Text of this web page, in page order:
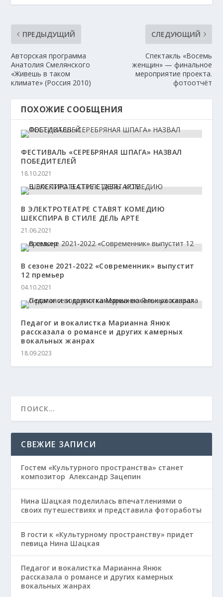
ПРЕДЫДУЩИЙ
Авторская программа
Анатолия Смелянского
«Живешь в таком
климате» (Россия 2010)
СЛЕДУЮЩИЙ
Спектакль «Восемь
женщин» — финальное
мероприятие проекта.
фотоотчёт
ПОХОЖИЕ СООБЩЕНИЯ
ФЕСТИВАЛЬ «СЕРЕБРЯНАЯ ШПАГА» НАЗВАЛ
ПОБЕДИТЕЛЕЙ
18.10.2021
В ЭЛЕКТРОТЕАТРЕ СТАВЯТ КОМЕДИЮ
ШЕКСПИРА В СТИЛЕ ДЕЛЬ АРТЕ
21.06.2021
В сезоне 2021-2022 «Современник» выпустит
12 премьер
04.10.2021
Педагог и вокалистка Марианна Янюк
рассказала о романсе и других камерных
вокальных жанрах
18.09.2023
СВЕЖИЕ ЗАПИСИ
Гостем «Культурного пространства» станет
композитор Александр Зацепин
Нина Шацкая поделилась впечатлениями о
своих путешествиях и представила фотоработы
В гости к «Культурному пространству» придет
певица Нина Шацкая
Педагог и вокалистка Марианна Янюк
рассказала о романсе и других камерных
вокальных жанрах